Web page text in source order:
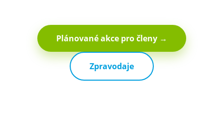
Plánované akce pro členy →
Zpravodaje